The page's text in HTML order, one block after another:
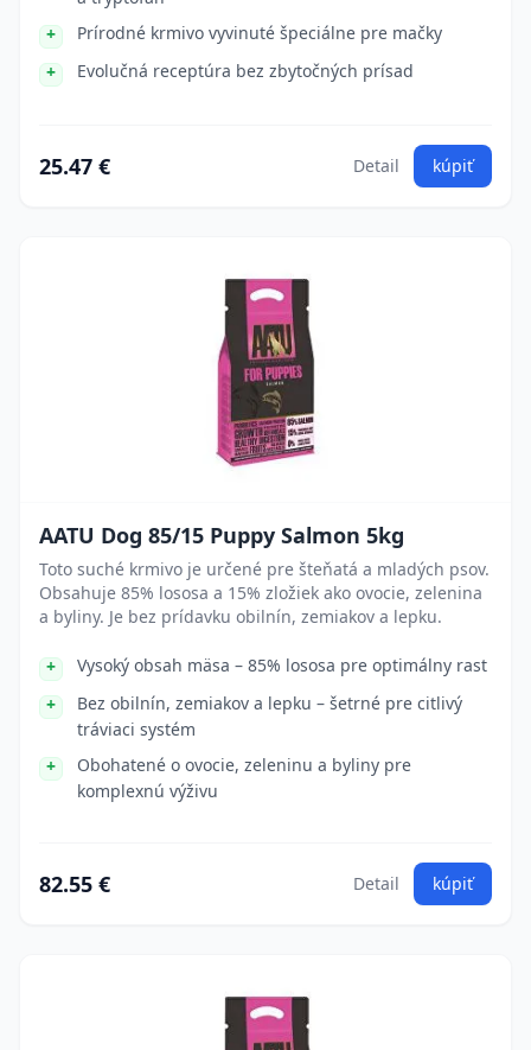
Prírodné krmivo vyvinuté špeciálne pre mačky
Evolučná receptúra bez zbytočných prísad
25.47 € Detail kúpiť
AATU Dog 85/15 Puppy Salmon 5kg
Toto suché krmivo je určené pre šteňatá a mladých psov.
Obsahuje 85% lososa a 15% zložiek ako ovocie, zelenina
a byliny. Je bez prídavku obilnín, zemiakov a lepku.
Vysoký obsah mäsa – 85% lososa pre optimálny rast
Bez obilnín, zemiakov a lepku – šetrné pre citlivý
tráviaci systém
Obohatené o ovocie, zeleninu a byliny pre
komplexnú výživu
82.55 € Detail kúpiť